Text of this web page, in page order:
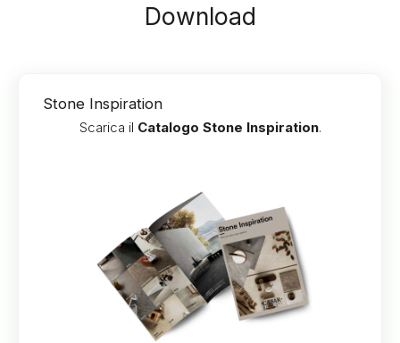
Download
Stone Inspiration
Scarica il Catalogo Stone Inspiration.